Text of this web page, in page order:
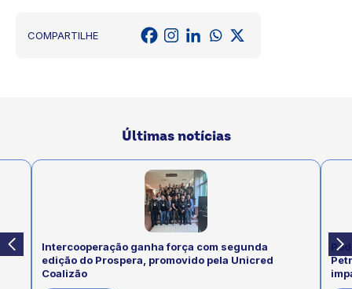
COMPARTILHE
Últimas notícias
Intercooperação ganha força com segunda
edição do Prospera, promovido pela Unicred
Coalizão